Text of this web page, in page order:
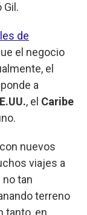
Gil.
de
el negocio
el
a
, el Caribe
nuevos
viajes a
no tan
terreno
tanto, en